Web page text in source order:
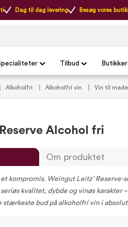
Dag til dag levering Besøg vores
Tilbud Butikker
Alkoholfri Alkoholfri vin Vin til
Alcohol fri
Om produktet
kompromis. Weingut Leitz’ Reserve-
kvalitet, dybde og vinøs karakter
bud på alkoholfri vin i absolut